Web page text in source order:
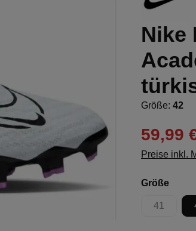
Nike
Größe: 42
59,99
Preise inkl.
Größe
41
(Diese